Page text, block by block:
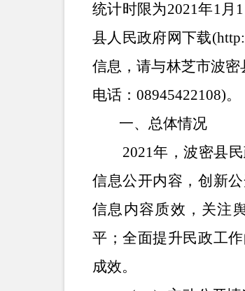
统计时限为2021年1月 1
县人民政府网下载(
信息，请与林芝市波
电话： 08945422108)。
一、总体情况
2021年，波密县
信息公开内容，创新
信息内容质效，关注
平；全面提升民政工
成效。